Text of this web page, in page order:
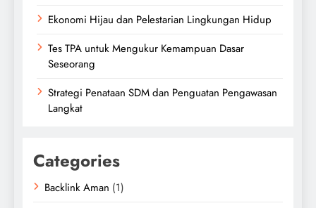
Ekonomi Hijau dan Pelestarian Lingkungan Hidup
Tes TPA untuk Mengukur Kemampuan Dasar
Seseorang
Strategi Penataan SDM dan Penguatan Pengawasan
Langkat
Categories
Backlink Aman (1)